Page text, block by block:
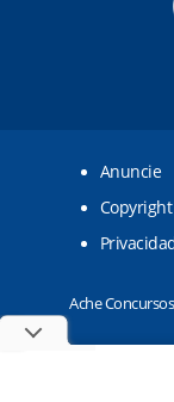
Anuncie
Ache